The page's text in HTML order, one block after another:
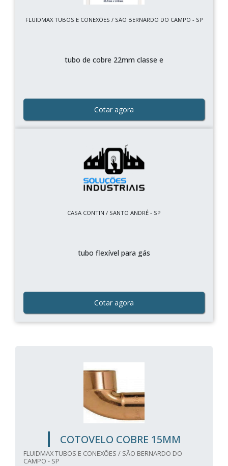
FLUIDMAX TUBOS E CONEXÕES / SÃO BERNARDO DO CAMPO - SP
tubo de cobre 22mm classe e
Cotar agora
CASA CONTIN / SANTO ANDRÉ - SP
tubo flexível para gás
Cotar agora
COTOVELO COBRE 15MM
FLUIDMAX TUBOS E CONEXÕES / SÃO BERNARDO DO
CAMPO - SP